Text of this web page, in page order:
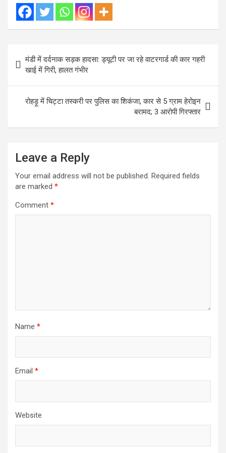
Post
navigation
मंडी में दर्दनाक सड़क हादसा: ड्यूटी पर जा रहे वाटरगार्ड की कार गहरी
खाई में गिरी, हालत गंभीर
रोहड़ू में चिट्टा तस्करी पर पुलिस का शिकंजा, कार से 5 ग्राम हेरोइन
बरामद; 3 आरोपी गिरफ्तार
Leave a Reply
Your email address will not be published. Required fields
are marked *
Comment *
Name *
Email *
Website